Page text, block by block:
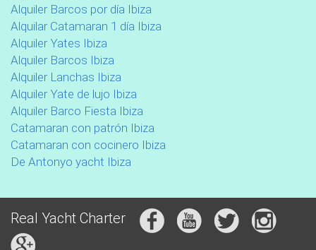
Alquiler Barcos por día Ibiza
Alquilar Catamaran 1 día Ibiza
Alquiler Yates Ibiza
Alquiler Barcos Ibiza
Alquiler Lanchas Ibiza
Alquiler Yate de lujo Ibiza
Alquiler Barco Fiesta Ibiza
Catamaran con patrón Ibiza
Catamaran con cocinero Ibiza
De Antonyo yacht Ibiza
Real Yacht Charter